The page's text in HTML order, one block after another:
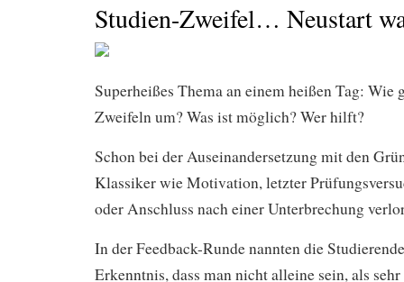
Studien-Zweifel… Neustart
Superheißes Thema an einem heißen Tag: Wie
Zweifeln um? Was ist möglich? Wer hilft?
Schon bei der Auseinandersetzung mit den
Klassiker wie Motivation, letzter
oder Anschluss nach einer Unterbrechung
In der Feedback-Runde nannten die
Erkenntnis, dass man nicht alleine sein, als